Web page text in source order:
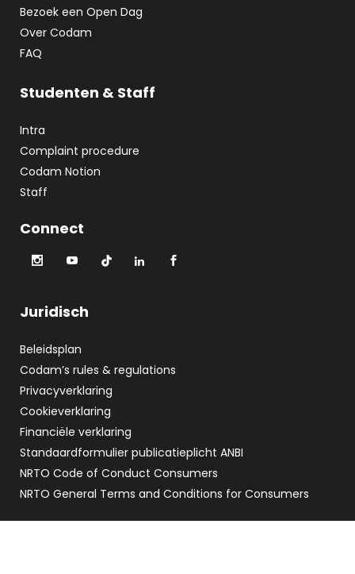
Bezoek een Open Dag
Over Codam
FAQ
Studenten & Staff
Intra
Complaint procedure
Codam Notion
Staff
Connect
Juridisch
Beleidsplan
Codam’s rules & regulations
Privacyverklaring
Cookieverklaring
Financiële verklaring
Standaardformulier publicatieplicht ANBI
NRTO Code of Conduct Consumers
NRTO General Terms and Conditions for Consumers